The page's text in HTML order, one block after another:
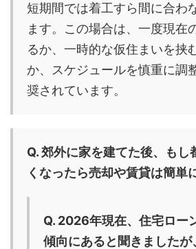
短期間では着工すら間に合わ
ます。この場合は、一度現在
るか、一時的な仮住まいを挟
か、スケジュールを慎重に調
奨されています。
Q. 郊外に家を建てた後、もし
くなったら売却や賃貸は簡単
Q. 2026年現在、住宅ロー
傾向にあると聞きましたが